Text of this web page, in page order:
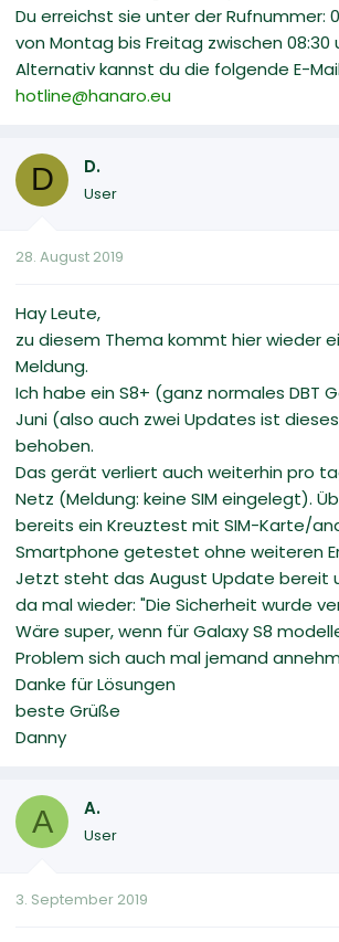
Du erreichst sie unter der Rufnummer:
von Montag bis Freitag zwischen 08:30
Alternativ kannst du die folgende E-
hotline@hanaro.eu
D D.
User
28. August 2019
Hay Leute,
zu diesem Thema kommt hier wieder
Meldung.
Ich habe ein S8+ (ganz normales DBT
Juni (also auch zwei Updates ist
behoben.
Das gerät verliert auch weiterhin pro
Netz (Meldung: keine SIM eingelegt).
bereits ein Kreuztest mit SIM-Karte/
Smartphone getestet ohne weiteren
Jetzt steht das August Update bereit
da mal wieder: "Die Sicherheit wurde
Wäre super, wenn für Galaxy S8
Problem sich auch mal jemand
Danke für Lösungen
beste Grüße
Danny
A A.
User
3. September 2019